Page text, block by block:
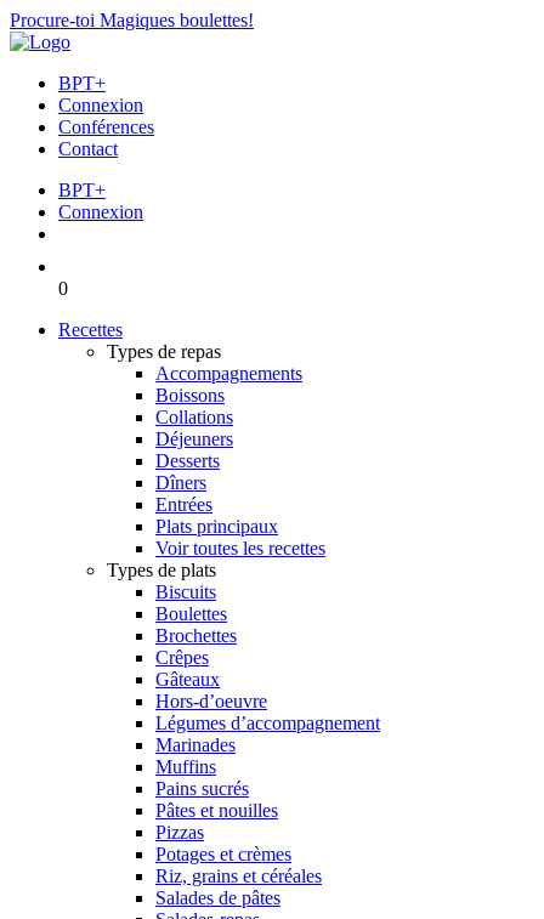
Procure-toi Magiques boulettes!
BPT+
Connexion
Conférences
Contact
BPT+
Connexion
0
Recettes
Types de repas
Accompagnements
Boissons
Collations
Déjeuners
Desserts
Dîners
Entrées
Plats principaux
Voir toutes les recettes
Types de plats
Biscuits
Boulettes
Brochettes
Crêpes
Gâteaux
Hors-d’oeuvre
Légumes d’accompagnement
Marinades
Muffins
Pains sucrés
Pâtes et nouilles
Pizzas
Potages et crèmes
Riz, grains et céréales
Salades de pâtes